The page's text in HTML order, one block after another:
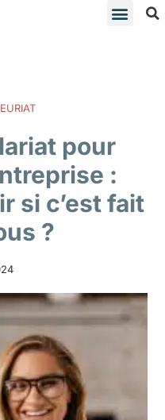
pour
:
si c’est fait
?